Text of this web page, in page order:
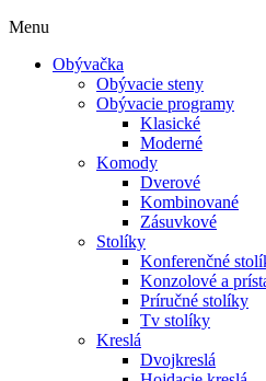
Menu
Obývačka
Obývacie steny
Obývacie programy
Klasické
Moderné
Komody
Dverové
Kombinované
Zásuvkové
Stolíky
Konferenčné
Konzolové a
Príručné stolíky
Tv stolíky
Kreslá
Dvojkreslá